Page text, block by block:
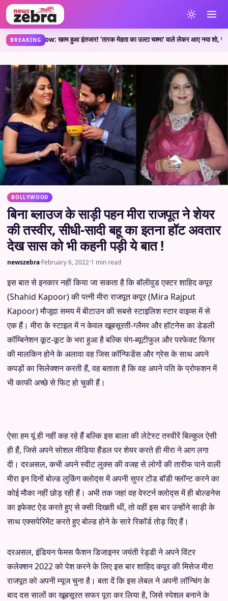
BREAKING
Show: खत्म हुआ इंतजार! ‘तारक मेहता का उल्टा चश्मा’ वाले लेकर आए नया शो, जानें कहां
BOLLYWOOD
बिना ब्लाउज के साड़ी पहन मीरा राजपूत ने शेयर
की तस्वीर, सीधी-सादी बहू का इतना हॉट अवतार
देख सास को भी कहनी पड़ी ये बात !
newszebra·February 6, 2022·1 min read
इस बात से इनकार नहीं किया जा सकता है कि बॉलीवुड एक्टर शाहिद कपूर
(Shahid Kapoor) की पत्नी मीरा राजपूत कपूर (Mira Rajput
Kapoor) मौजूदा समय में बीटाउन की सबसे स्टाइलिश स्टार वाइव्स में से
एक हैं। मीरा के स्टाइल में न केवल खूबसूरती-ग्लैमर और हॉटनेस का डेडली
कॉम्बिनेशन कूट-कूट के भरा हुआ है बल्कि यंग-ब्यूटीफुल और परफेक्ट फिगर
की मालकिन होने के अलावा वह जिस कॉन्फिडेंस और ग्रेस के साथ अपने
कपड़ों का सिलेक्शन करती हैं, वह बताता है कि वह अपने पति के प्रोफशन में
भी काफी अच्छे से फिट हो चुकी हैं।
ऐसा हम यूं ही नहीं कह रहे हैं बल्कि इस बाला की लेटेस्ट तस्वीरें बिल्कुल ऐसी
ही हैं, जिसे अपने सोशल मीडिया हैंडल पर शेयर करते ही मीरा ने आग लगा
दी। दरअसल, कभी अपने स्वीट लुक्स की वजह से लोगों की तारीफ पाने वाली
मीरा इन दिनों बोल्ड लुकिंग क्लोद्स में अपनी सुपर टोंड बॉडी फ्लॉन्ट करने का
कोई मौका नहीं छोड़ रही हैं। अभी तक जहां वह वेस्टर्न क्लोद्स में ही बोल्डनेस
का इफेक्ट ऐड करते हुए से क्सी दिखती थीं, तो वहीं इस बार उन्होंने साड़ी के
साथ एक्सपेरिमेंट करते हुए बोल्ड होने के सारे रिकॉर्ड तोड़ दिए हैं।
दरअसल, इंडियन फेमस फैशन डिजाइनर जयंती रेड्डी ने अपने विंटर
कलेक्शन 2022 को पेश करने के लिए इस बार शाहिद कपूर की मिसेज मीरा
राजपूत को अपनी म्यूज चुना है। बता दें कि इस लेबल ने अपनी लॉन्चिंग के
बाद दस सालों का खूबसूरत सफर पूरा कर लिया है, जिसे स्पेशल बनाने के